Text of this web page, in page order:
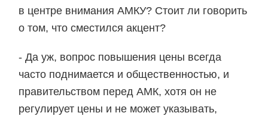
в центре внимания АМКУ? Стоит ли говорить
о том, что сместился акцент?
- Да уж, вопрос повышения цены всегда
часто поднимается и общественностью, и
правительством перед АМК, хотя он не
регулирует цены и не может указывать,